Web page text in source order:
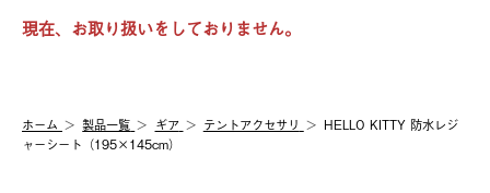
現在、お取り扱いをしておりません。
ホーム 製品⼀覧 ギア テントアクセサリ
HELLO KITTY 防水レジ
ャーシート（195×145cm）